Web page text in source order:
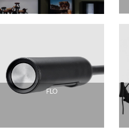
FLO